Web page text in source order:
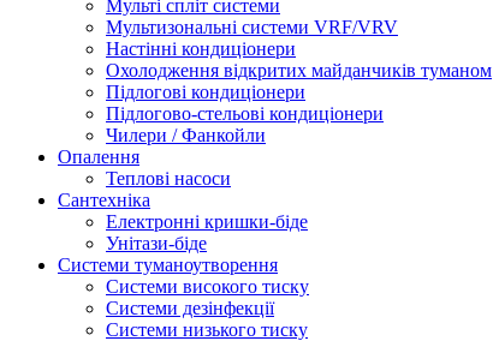
Мульті спліт системи
Мультизональні системи VRF/VRV
Настінні кондиціонери
Охолодження відкритих майданчиків туманом
Підлогові кондиціонери
Підлогово-стельові кондиціонери
Чилери / Фанкойли
Опалення
Теплові насоси
Сантехніка
Електронні кришки-біде
Унітази-біде
Системи туманоутворення
Системи високого тиску
Системи дезінфекції
Системи низького тиску